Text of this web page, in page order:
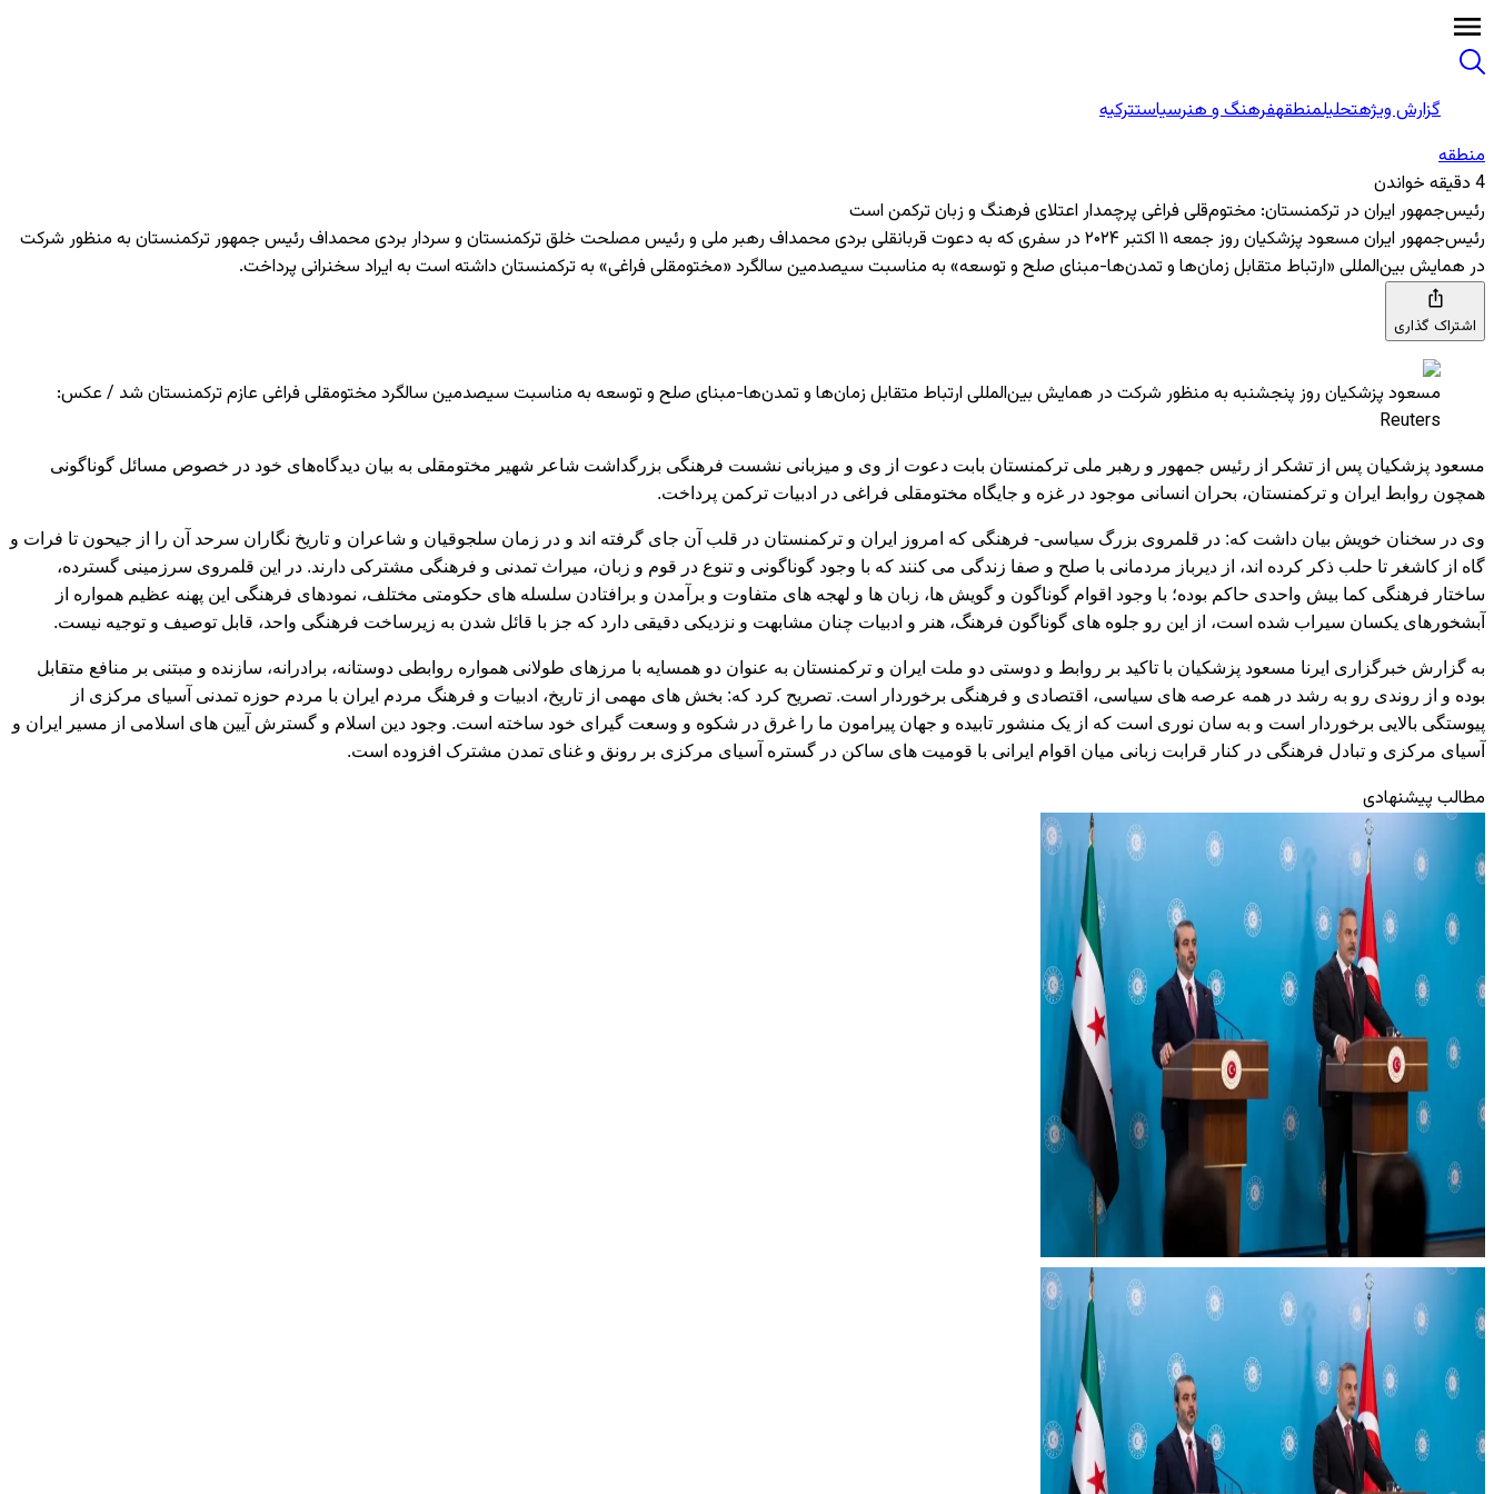
گزارش ویژهتحلیلمنطقهفرهنگ و هنرسیاستترکیه
منطقه‌
4 دقیقه خواندن
رئیس‌جمهور ایران در ترکمنستان: مختوم‌قلی فراغی پرچمدار اعتلای فرهنگ و زبان ترکمن است
رئیس‌جمهور ایران مسعود پزشکیان روز جمعه ۱۱ اکتبر ۲۰۲۴ در سفری که به دعوت قربانقلی بردی محمداف رهبر ملی و رئیس مصلحت خلق ترکمنستان و سردار بردی محمداف رئیس جمهور ترکمنستان به منظور شرکت
در همایش بین‌المللی «ارتباط متقابل زمان‌ها و تمدن‌ها-مبنای صلح و توسعه» به مناسبت سیصدمین سالگرد «مختومقلی فراغی» به ترکمنستان داشته است به ایراد سخنرانی پرداخت.
اشتراک گذاری
مسعود پزشکیان روز پنجشنبه به منظور شرکت در همایش بین‌المللی ارتباط متقابل زمان‌ها و تمدن‌ها-مبنای صلح و توسعه به مناسبت سیصدمین سالگرد مختومقلی فراغی عازم ترکمنستان شد / عکس:
Reuters
مسعود پزشکیان پس از تشکر از رئیس جمهور و رهبر ملی ترکمنستان بابت دعوت از وی و میزبانی نشست فرهنگی بزرگداشت شاعر شهیر مختومقلی به بیان دیدگاه‌های خود در خصوص مسائل گوناگونی
همچون روابط ایران و ترکمنستان، بحران انسانی موجود در غزه و جایگاه مختومقلی فراغی در ادبیات ترکمن پرداخت.
وی در سخنان خویش بیان داشت که: در قلمروی بزرگ سیاسی- فرهنگی که امروز ایران و ترکمنستان در قلب آن جای گرفته اند و در زمان سلجوقیان و شاعران و تاریخ نگاران سرحد آن را از جیحون تا فرات و
گاه از کاشغر تا حلب ذکر کرده اند، از دیرباز مردمانی با صلح و صفا زندگی می کنند که با وجود گوناگونی و تنوع در قوم و زبان، میراث تمدنی و فرهنگی مشترکی دارند. در این قلمروی سرزمینی گسترده،
ساختار فرهنگی کما بیش واحدی حاکم بوده؛ با وجود اقوام گوناگون و گویش ها، زبان ها و لهجه های متفاوت و برآمدن و برافتادن سلسله های حکومتی مختلف، نمودهای فرهنگی این پهنه عظیم همواره از
آبشخورهای یکسان سیراب شده است، از این رو جلوه های گوناگون فرهنگ، هنر و ادبیات چنان مشابهت و نزدیکی دقیقی دارد که جز با قائل شدن به زیرساخت فرهنگی واحد، قابل توصیف و توجیه نیست.
به گزارش خبرگزاری ایرنا مسعود پزشکیان با تاکید بر روابط و دوستی دو ملت ایران و ترکمنستان به عنوان دو همسایه با مرزهای طولانی همواره روابطی دوستانه، برادرانه، سازنده و مبتنی بر منافع متقابل
بوده و از روندی رو به رشد در همه عرصه های سیاسی، اقتصادی و فرهنگی برخوردار است. تصریح کرد که: بخش های مهمی از تاریخ، ادبیات و فرهنگ مردم ایران با مردم حوزه تمدنی آسیای مرکزی از
پیوستگی بالایی برخوردار است و به سان نوری است که از یک منشور تابیده و جهان پیرامون ما را غرق در شکوه و وسعت گیرای خود ساخته است. وجود دین اسلام و گسترش آیین های اسلامی از مسیر ایران و
آسیای مرکزی و تبادل فرهنگی در کنار قرابت زبانی میان اقوام ایرانی با قومیت های ساکن در گستره آسیای مرکزی بر رونق و غنای تمدن مشترک افزوده است.
مطالب پیشنهادی